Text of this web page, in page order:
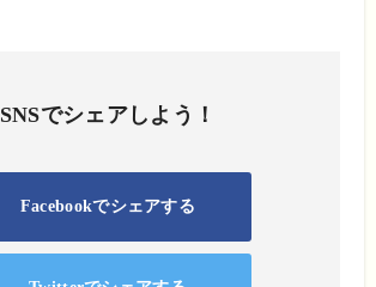
SNSでシェアしよう！
Facebookでシェアする